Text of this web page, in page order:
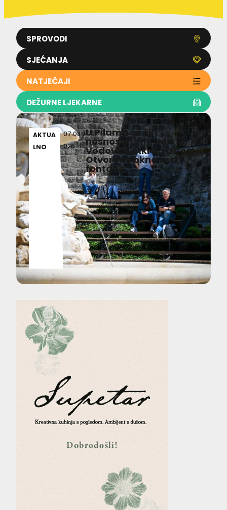
SPROVODI
SJEĆANJA
NATJEČAJI
DEŽURNE LJEKARNE
AKTUA
LNO
07.08.2
026
U Pilama se širi
nesnosan smrad,
Vodovod otkrio razlog:
Otvoreno okno kod
fontane